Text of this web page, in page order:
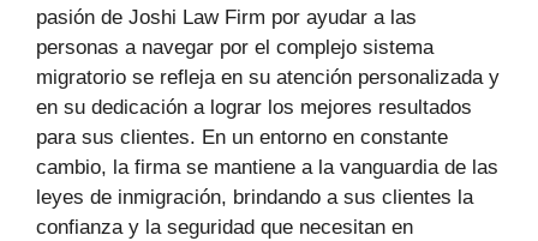
pasión de Joshi Law Firm por ayudar a las
personas a navegar por el complejo sistema
migratorio se refleja en su atención personalizada y
en su dedicación a lograr los mejores resultados
para sus clientes. En un entorno en constante
cambio, la firma se mantiene a la vanguardia de las
leyes de inmigración, brindando a sus clientes la
confianza y la seguridad que necesitan en